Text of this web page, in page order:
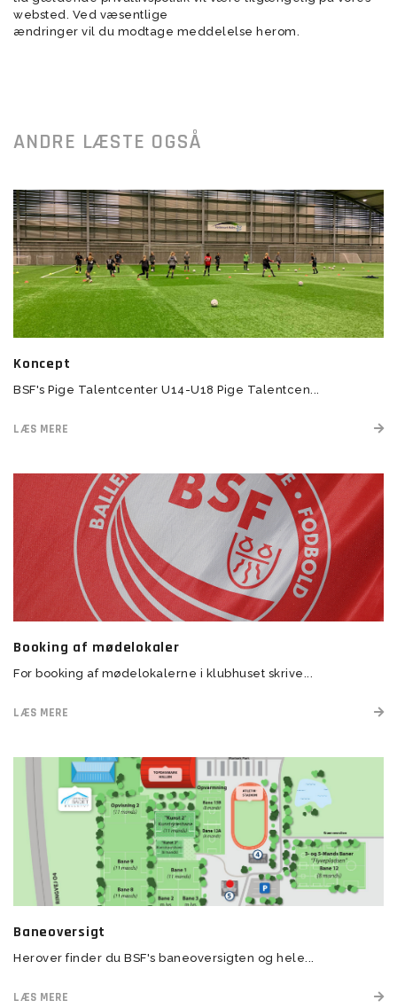
websted. Ved væsentlige
ændringer vil du modtage meddelelse herom.
ANDRE LÆSTE OGSÅ
Koncept
BSF's Pige Talentcenter U14-U18 Pige Talentcen...
LÆS MERE
Booking af mødelokaler
For booking af mødelokalerne i klubhuset skrive...
LÆS MERE
Baneoversigt
Herover finder du BSF's baneoversigten og hele...
LÆS MERE